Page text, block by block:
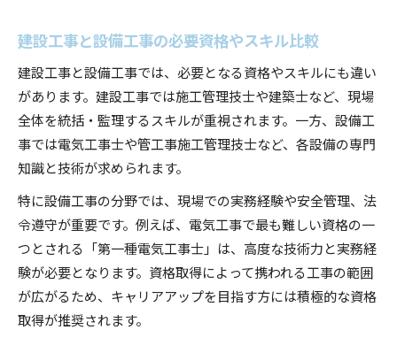
建設工事と設備工事の必要資格やスキル比較
建設工事と設備工事では、必要となる資格やスキルにも違い
があります。建設工事では施工管理技士や建築士など、現場
全体を統括・監理するスキルが重視されます。一方、設備工
事では電気工事士や管工事施工管理技士など、各設備の専門
知識と技術が求められます。
特に設備工事の分野では、現場での実務経験や安全管理、法
令遵守が重要です。例えば、電気工事で最も難しい資格の一
つとされる「第一種電気工事士」は、高度な技術力と実務経
験が必要となります。資格取得によって携われる工事の範囲
が広がるため、キャリアアップを目指す方には積極的な資格
取得が推奨されます。